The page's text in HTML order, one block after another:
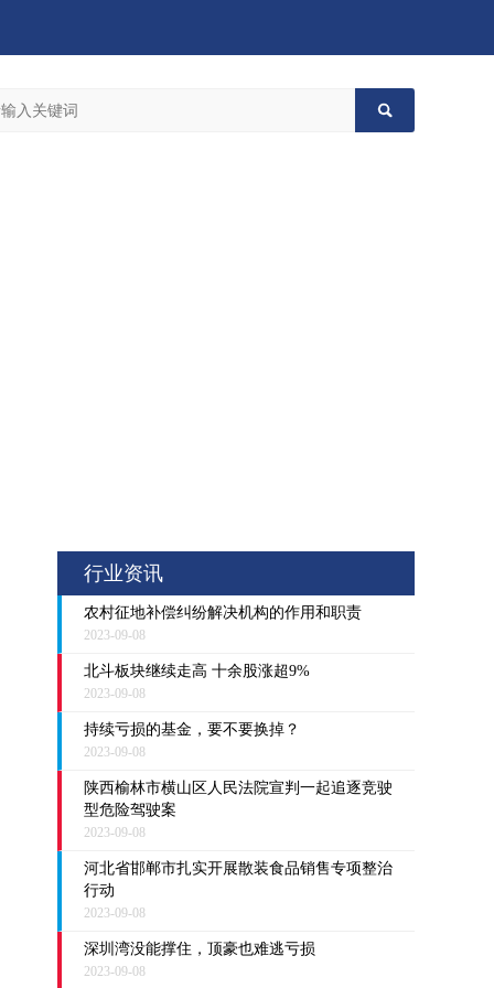
行业资讯
农村征地补偿纠纷解决机构的作用和职责
2023-09-08
北斗板块继续走高 十余股涨超9%
2023-09-08
持续亏损的基金，要不要换掉？
2023-09-08
陕西榆林市横山区人民法院宣判一起追逐竞驶
型危险驾驶案
2023-09-08
河北省邯郸市扎实开展散装食品销售专项整治
行动
2023-09-08
深圳湾没能撑住，顶豪也难逃亏损
2023-09-08